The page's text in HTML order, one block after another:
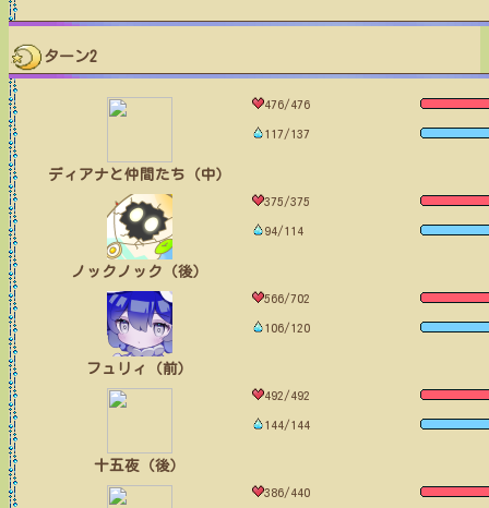
ターン2
ディアナと仲間たち（中）
476/476
117/137
ノックノック（後）
375/375
94/114
フュリィ（前）
566/702
106/120
十五夜（後）
492/492
144/144
386/440